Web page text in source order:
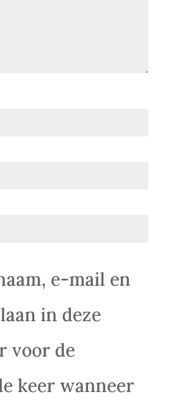
e-mail en
in deze
voor de
keer wanneer